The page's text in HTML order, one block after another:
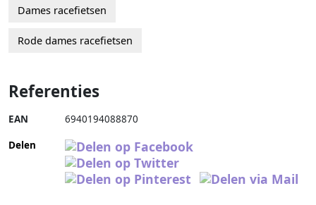
Dames racefietsen
Rode dames racefietsen
Referenties
EAN 6940194088870
Delen